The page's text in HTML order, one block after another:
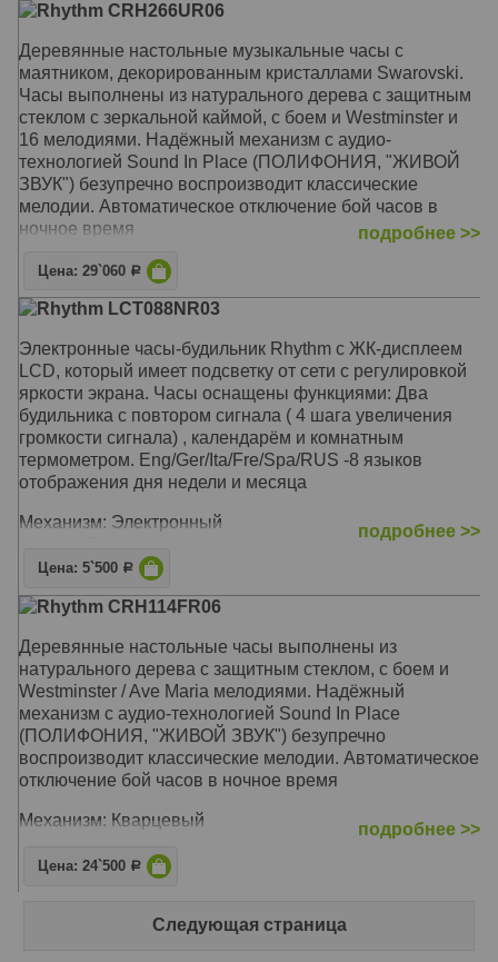
Rhythm CRH266UR06
Деревянные настольные музыкальные часы с
маятником, декорированным кристаллами Swarovski.
Часы выполнены из натурального дерева с защитным
стеклом с зеркальной каймой, c боем и Westminster и
16 мелодиями. Надёжный механизм с аудио-
технологией Sound In Place (ПОЛИФОНИЯ, "ЖИВОЙ
ЗВУК") безупречно воспроизводит классические
мелодии. Автоматическое отключение бой часов в
ночное время
Механизм: Кварцевый
Звуковой сигнал: 16 мелодий: (Westminster, Бим-бом,
Размер: 40 x 28 x 13,5 см
подробнее >>
Цена: 29`060 Р
Rhythm LCT088NR03
Электронные часы-будильник Rhythm с ЖК-дисплеем
LCD, который имеет подсветку от сети с регулировкой
яркости экрана. Часы оснащены функциями: Два
будильника с повтором сигнала ( 4 шага увеличения
громкости сигнала) , календарём и комнатным
термометром. Eng/Ger/Ita/Fre/Spa/RUS -8 языков
отображения дня недели и месяца
Механизм: Электронный
Звуковой сигнал: Будильник с функцией Snooze
сигнал
подробнее >>
Цена: 5`500 Р
Rhythm CRH114FR06
Деревянные настольные часы выполнены из
натурального дерева с защитным стеклом, c боем и
Westminster / Ave Maria мелодиями. Надёжный
механизм с аудио-технологией Sound In Place
(ПОЛИФОНИЯ, "ЖИВОЙ ЗВУК") безупречно
воспроизводит классические мелодии. Автоматическое
отключение бой часов в ночное время
Механизм: Кварцевый
Корпус: Натуральное дерево, защитное стекло
Звуковой сигнал: Мелодия Westminster, Ave Maria, Бим-
подробнее >>
Цена: 24`500 Р
Следующая страница